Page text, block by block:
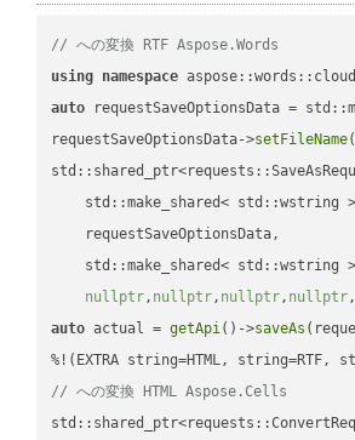
// への変換 RTF Aspose.Words
using namespace
auto requestSaveOptionsData =
requestSaveOptionsData->setFileName
std::make_shared< std::wstring
    requestSaveOptionsData,
std::make_shared< std::wstring
nullptr, nullptr, nullptr, nullptr,
auto actual = getApi()->saveAs
// への変換 HTML Aspose.Cells